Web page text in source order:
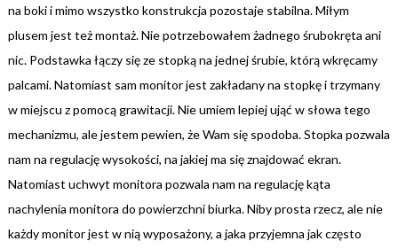
na boki i mimo wszystko konstrukcja pozostaje stabilna. Miłym
plusem jest też montaż. Nie potrzebowałem żadnego śrubokręta ani
nic. Podstawka łączy się ze stopką na jednej śrubie, którą wkręcamy
palcami. Natomiast sam monitor jest zakładany na stopkę i trzymany
w miejscu z pomocą grawitacji. Nie umiem lepiej ująć w słowa tego
mechanizmu, ale jestem pewien, że Wam się spodoba. Stopka pozwala
nam na regulację wysokości, na jakiej ma się znajdować ekran.
Natomiast uchwyt monitora pozwala nam na regulację kąta
nachylenia monitora do powierzchni biurka. Niby prosta rzecz, ale nie
każdy monitor jest w nią wyposażony, a jaka przyjemna jak często